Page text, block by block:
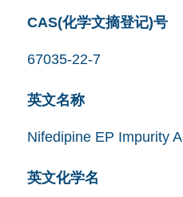
CAS(化学文摘登记)号
67035-22-7
英文名称
Nifedipine EP Impurity A
英文化学名